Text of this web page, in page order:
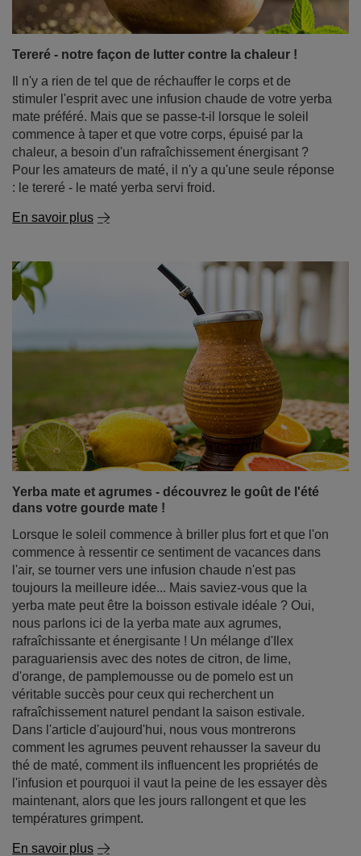
Tereré - notre façon de lutter contre la chaleur !
Il n'y a rien de tel que de réchauffer le corps et de
stimuler l'esprit avec une infusion chaude de votre yerba
mate préféré. Mais que se passe-t-il lorsque le soleil
commence à taper et que votre corps, épuisé par la
chaleur, a besoin d'un rafraîchissement énergisant ?
Pour les amateurs de maté, il n'y a qu'une seule réponse
: le tereré - le maté yerba servi froid.
En savoir plus
Yerba mate et agrumes - découvrez le goût de l'été
dans votre gourde mate !
Lorsque le soleil commence à briller plus fort et que l'on
commence à ressentir ce sentiment de vacances dans
l'air, se tourner vers une infusion chaude n'est pas
toujours la meilleure idée... Mais saviez-vous que la
yerba mate peut être la boisson estivale idéale ? Oui,
nous parlons ici de la yerba mate aux agrumes,
rafraîchissante et énergisante ! Un mélange d'Ilex
paraguariensis avec des notes de citron, de lime,
d'orange, de pamplemousse ou de pomelo est un
véritable succès pour ceux qui recherchent un
rafraîchissement naturel pendant la saison estivale.
Dans l'article d'aujourd'hui, nous vous montrerons
comment les agrumes peuvent rehausser la saveur du
thé de maté, comment ils influencent les propriétés de
l'infusion et pourquoi il vaut la peine de les essayer dès
maintenant, alors que les jours rallongent et que les
températures grimpent.
En savoir plus